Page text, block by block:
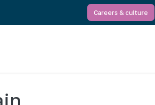
Careers & culture